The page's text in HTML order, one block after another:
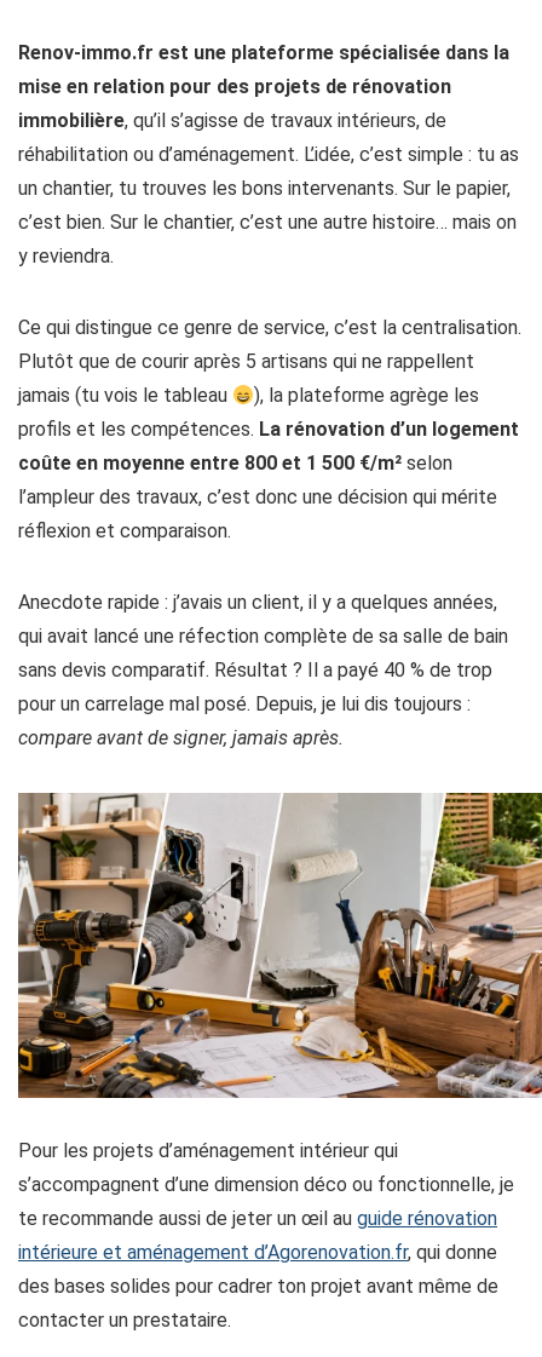
Renov-immo.fr est une plateforme spécialisée dans la
mise en relation pour des projets de rénovation
immobilière, qu’il s’agisse de travaux intérieurs, de
réhabilitation ou d’aménagement. L’idée, c’est simple : tu as
un chantier, tu trouves les bons intervenants. Sur le papier,
c’est bien. Sur le chantier, c’est une autre histoire… mais on
y reviendra.
Ce qui distingue ce genre de service, c’est la centralisation.
Plutôt que de courir après 5 artisans qui ne rappellent
jamais (tu vois le tableau
), la plateforme agrège les
profils et les compétences. La rénovation d’un logement
coûte en moyenne entre 800 et 1 500 €/m² selon
l’ampleur des travaux, c’est donc une décision qui mérite
réflexion et comparaison.
Anecdote rapide : j’avais un client, il y a quelques années,
qui avait lancé une réfection complète de sa salle de bain
sans devis comparatif. Résultat ? Il a payé 40 % de trop
pour un carrelage mal posé. Depuis, je lui dis toujours :
compare avant de signer, jamais après.
Pour les projets d’aménagement intérieur qui
s’accompagnent d’une dimension déco ou fonctionnelle, je
te recommande aussi de jeter un œil au guide rénovation
intérieure et aménagement d’Agorenovation.fr, qui donne
des bases solides pour cadrer ton projet avant même de
contacter un prestataire.